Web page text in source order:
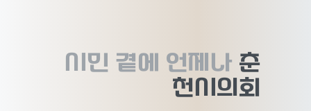
시민 곁에 언제나 춘
천시의회